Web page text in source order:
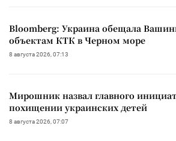
Bloomberg: Украина обещала
объектам КТК в Черном море
8 августа 2026, 07:13
Мирошник назвал главного
похищении украинских детей
8 августа 2026, 07:07